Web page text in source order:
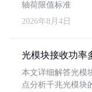
轴荷限值标准
2026年8月4日
光模块接收功率
本文详细解答光模
点分析千兆光模块